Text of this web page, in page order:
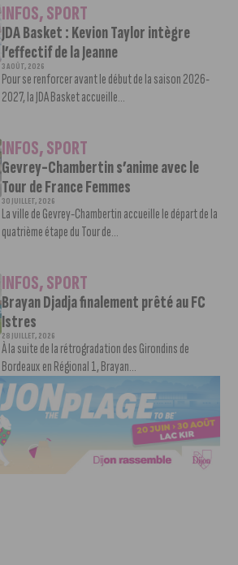
INFOS,SPORT
JDA Basket : Kevion Taylor intègre
l’effectif de la Jeanne
3 AOÛT, 2026
Pour se renforcer avant le début de la saison 2026-
2027, la JDA Basket accueille...
INFOS,SPORT
Gevrey-Chambertin s’anime avec le
Tour de France Femmes
30 JUILLET, 2026
La ville de Gevrey-Chambertin accueille le départ de la
quatrième étape du Tour de...
INFOS,SPORT
Brayan Djadja finalement prêté au FC
Istres
28 JUILLET, 2026
À la suite de la rétrogradation des Girondins de
Bordeaux en Régional 1, Brayan...